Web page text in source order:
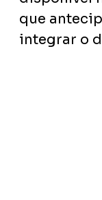
que
integrar o